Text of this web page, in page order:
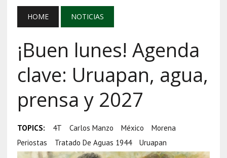
HOME NOTICIAS
¡Buen lunes! Agenda
clave: Uruapan, agua,
prensa y 2027
TOPICS: 4T Carlos Manzo México
Morena
Periostas
Tratado De Aguas 1944 Uruapan